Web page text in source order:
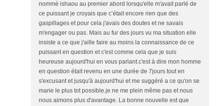
nommé ishaou au premier abord lorsqu'elle m'avait parlé de
ce puissant je croyais que c’était encore rien que des
gaspillages et pour cela j'avais des doutes et ne savais
m'engager ou pas. Mais au fur des jours vu ma situation elle
insiste a ce que j'aille faire au moins la connaissance de ce
puissant en question et c'est comme cela que je suis
heureuse aujourd'hui en vous parlant.c'est à dire mon homme
en question était revenu en une durée de 7jours tout en
s'excusant et jusqu'à aujourd'hui et me suggéré a ce qu'on se
marie le plus tot possible.je ne me plein même pas et nous
nous aimons plus d'avantage. La bonne nouvelle est que